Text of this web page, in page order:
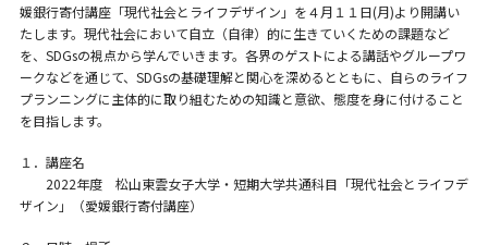
媛銀行寄付講座「現代社会とライフデザイン」を４月１１日(月)より開講い
たします。現代社会において自立（自律）的に生きていくための課題など
を、SDGsの視点から学んでいきます。各界のゲストによる講話やグループワ
ークなどを通じて、SDGsの基礎理解と関心を深めるとともに、自らのライフ
プランニングに主体的に取り組むための知識と意欲、態度を身に付けること
を目指します。
１．講座名
2022年度 松山東雲女子大学・短期大学共通科目「現代社会とライフデ
ザイン」（愛媛銀行寄付講座）